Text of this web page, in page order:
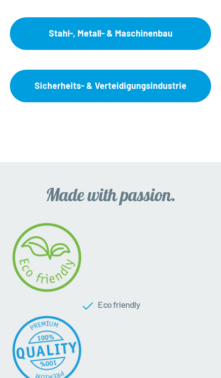
Stahl-, Metall- & Maschinenbau
Sicherheits- & Verteidigungsindustrie
Eco friendly